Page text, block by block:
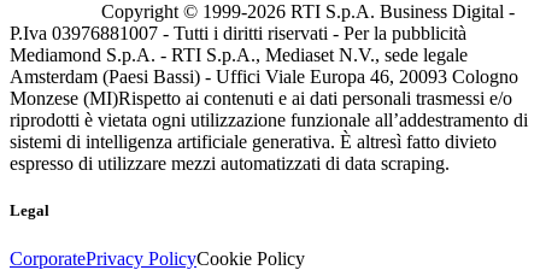
Copyright © 1999-2026 RTI S.p.A. Business Digital -
P.Iva 03976881007 - Tutti i diritti riservati - Per la pubblicità
Mediamond S.p.A. - RTI S.p.A., Mediaset N.V., sede legale
Amsterdam (Paesi Bassi) - Uffici Viale Europa 46, 20093 Cologno
Monzese (MI)Rispetto ai contenuti e ai dati personali trasmessi e/o
riprodotti è vietata ogni utilizzazione funzionale all’addestramento di
sistemi di intelligenza artificiale generativa. È altresì fatto divieto
espresso di utilizzare mezzi automatizzati di data scraping.
Legal
CorporatePrivacy PolicyCookie Policy